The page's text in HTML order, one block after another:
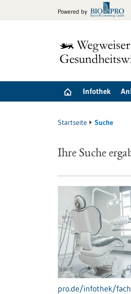
Powered by
Infothek
Startseite Suche
Ihre Suche
pro.de/infothek/